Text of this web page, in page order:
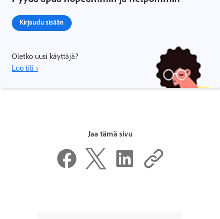
Kirjaudu sisään
Oletko uusi käyttäjä?
Luo tili ›
Jaa tämä sivu